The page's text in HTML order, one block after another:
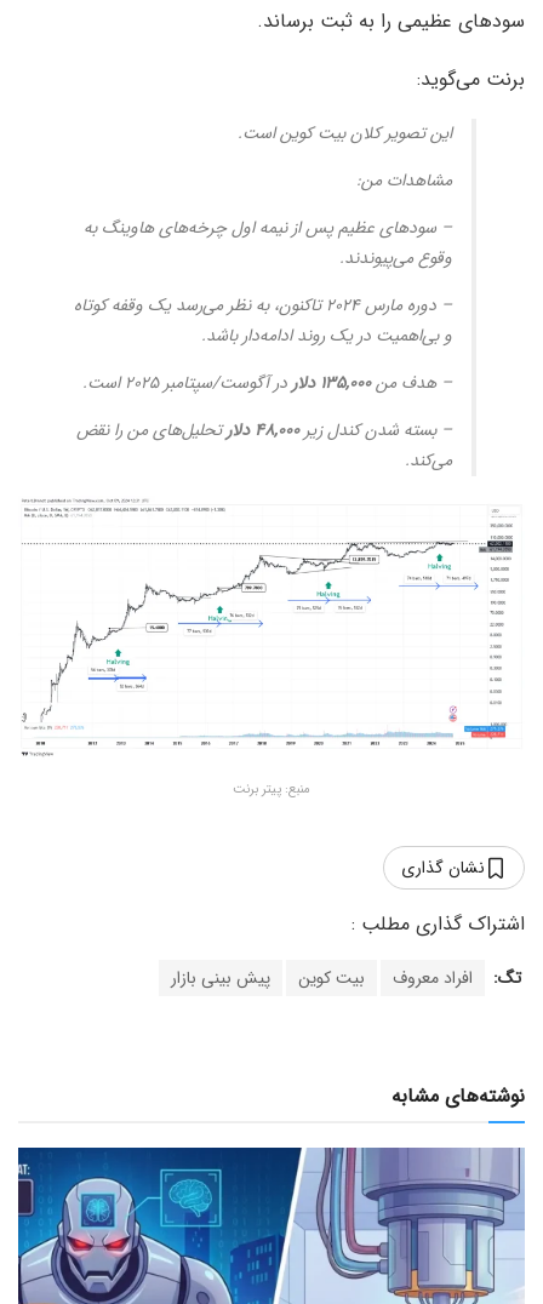
سودهای عظیمی را به ثبت برساند.
برنت می‌گوید:
این تصویر کلان بیت کوین است.
مشاهدات من:
– سودهای عظیم پس از نیمه اول چرخه‌های هاوینگ به
وقوع می‌پیوندند.
– دوره مارس ۲۰۲۴ تاکنون، به نظر می‌رسد یک وقفه کوتاه
و بی‌اهمیت در یک روند ادامه‌دار باشد.
– هدف من۱۳۵,۰۰۰ دلار
در آگوست/سپتامبر ۲۰۲۵ است.
– بسته شدن کندل زیر۴۸,۰۰۰ دلار
تحلیل‌های من را نقض
می‌کند.
منبع: پیتر برنت
نشان گذاری
تگ: افراد معروف بیت کوین پیش بینی بازار
نوشته‌های مشابه